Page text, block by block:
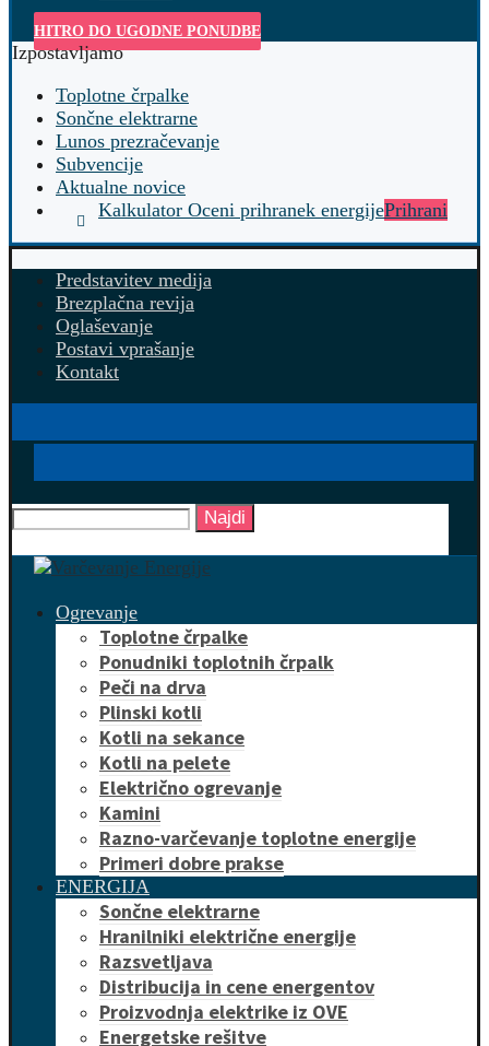
HITRO DO UGODNE PONUDBE
Izpostavljamo
Toplotne črpalke
Sončne elektrarne
Lunos prezračevanje
Subvencije
Aktualne novice
Kalkulator Oceni prihranek energijePrihrani
Predstavitev medija
Brezplačna revija
Oglaševanje
Postavi vprašanje
Kontakt
Najdi
Ogrevanje
Toplotne črpalke
Ponudniki toplotnih črpalk
Peči na drva
Plinski kotli
Kotli na sekance
Kotli na pelete
Električno ogrevanje
Kamini
Razno-varčevanje toplotne energije
Primeri dobre prakse
ENERGIJA
Sončne elektrarne
Hranilniki električne energije
Razsvetljava
Distribucija in cene energentov
Proizvodnja elektrike iz OVE
Energetske rešitve